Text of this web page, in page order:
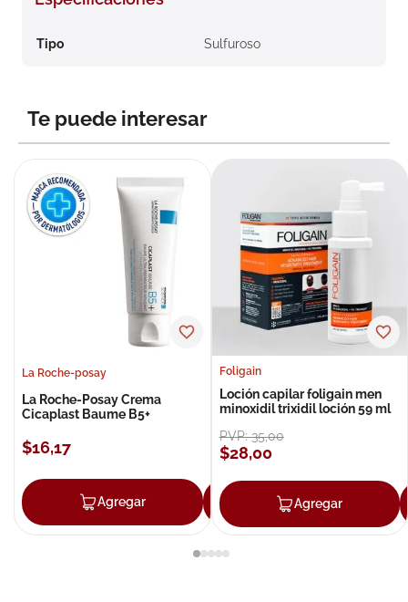
Tipo Sulfuroso
Te puede interesar
La Roche-posay
La Roche-Posay Crema
Cicaplast Baume B5+
$16,17
Agregar Agregar
Foligain
Loción capilar foligain men
minoxidil trixidil loción 59 ml
PVP:35,00
$28,00
Agregar
10.pañales